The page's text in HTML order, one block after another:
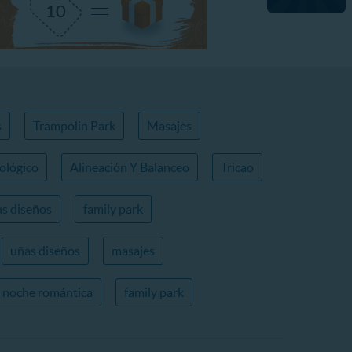
Trampolin Park Masajes
Alineación Y Balanceo Tricao
diseños family park
uñas diseños masajes
noche romántica family park